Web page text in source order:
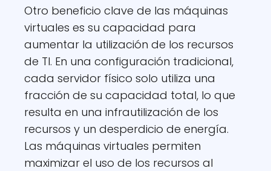
Otro beneficio clave de las máquinas
virtuales es su capacidad para
aumentar la utilización de los recursos
de TI. En una configuración tradicional,
cada servidor físico solo utiliza una
fracción de su capacidad total, lo que
resulta en una infrautilización de los
recursos y un desperdicio de energía.
Las máquinas virtuales permiten
maximizar el uso de los recursos al